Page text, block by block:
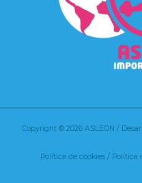
Copyright © 2026 ASLEON /
Política de cookies/ Política